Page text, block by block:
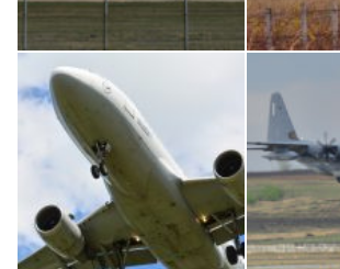
An124, RA-82013